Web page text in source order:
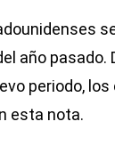
año pasado.
periodo,
esta nota.